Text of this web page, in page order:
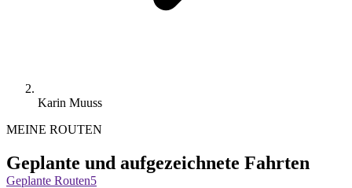
Karin Muuss
MEINE ROUTEN
Geplante und aufgezeichnete Fahrten
Geplante Routen5